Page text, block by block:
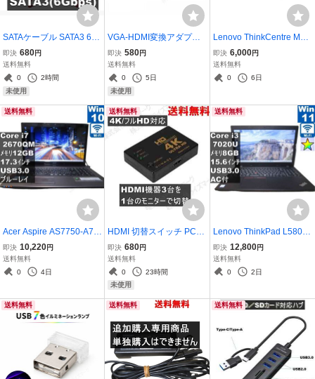
SATAケーブル SATA3 6G
bps 45cm 5本セット スト
レート型 レッド 送料無料
＜新品＞ [95190]
即決 680円
送料無料
0
2時間
未使用
VGA-HDMI変換アダプタ
ケーブルタイプ 変換コネ
クタ アダプター ブラック
[96408]
即決 580円
送料無料
0
5日
未使用
Lenovo ThinkCentre M71
0e Small／スリム型／US
B3.0 ジャンクPC [96954]
即決 6,000円
送料無料
0
6日
送料無料
Acer Aspire AS7750-A78
G/LK【Core i7 2670QM】
12GBメモリ 【Windo
ws10 Home】ブルーレイ
即決 10,220円
送料無料
0
4日
送料無料
HDMI 切替スイッチ PC切
替機 4K/フルHD対応 3台
切替 ブラック 送料無料 ＜
新品＞ [93856]
即決 680円
送料無料
0
23時間
未使用
送料無料
Lenovo ThinkPad L580
【Core i3 7020U】 【W
indows11 Pro】MS 365 O
ffice Web／充電可／Wi-Fi
即決 12,800円
送料無料
0
2日
送料無料 送料無料 送料無料